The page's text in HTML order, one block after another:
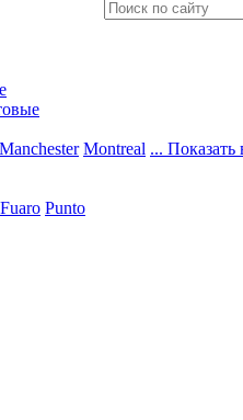
Manchester Montreal ... Показать
Fuaro Punto